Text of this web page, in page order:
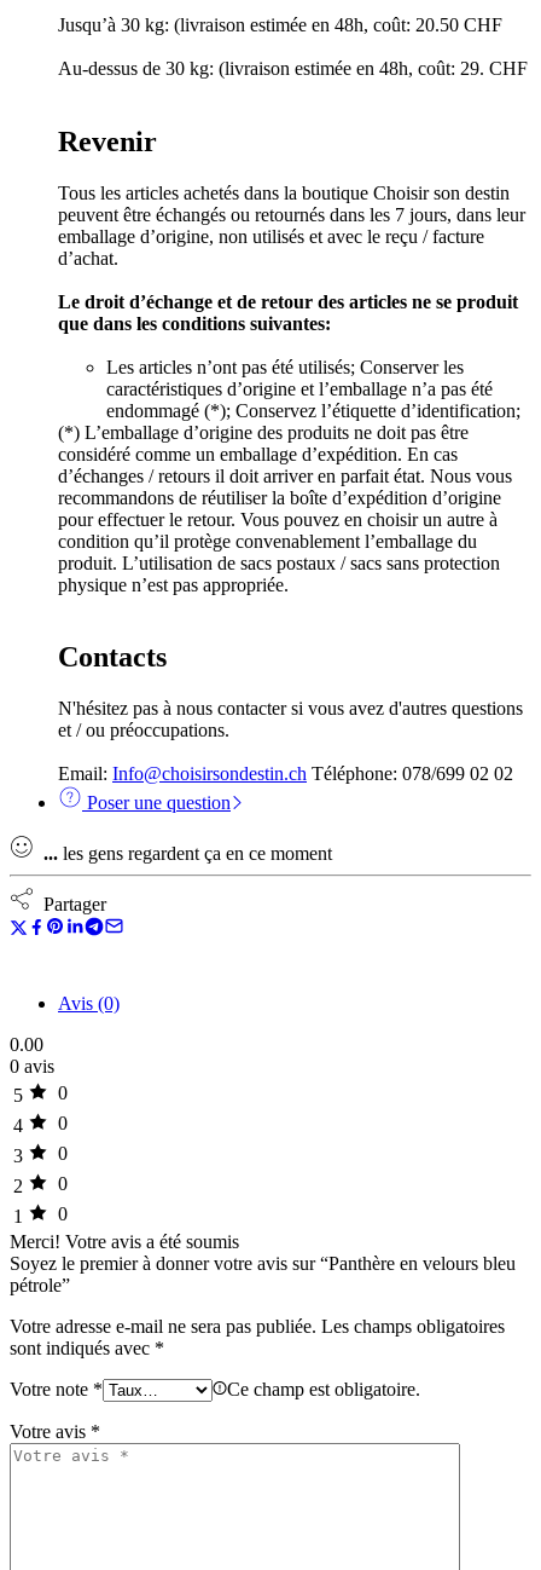
Jusqu’à 30 kg: (livraison estimée en 48h, coût: 20.50 CHF
Au-dessus de 30 kg: (livraison estimée en 48h, coût: 29. CHF
Revenir
Tous les articles achetés dans la boutique Choisir son destin
peuvent être échangés ou retournés dans les 7 jours, dans leur
emballage d’origine, non utilisés et avec le reçu / facture
d’achat.
Le droit d’échange et de retour des articles ne se produit
que dans les conditions suivantes:
Les articles n’ont pas été utilisés; Conserver les
caractéristiques d’origine et l’emballage n’a pas été
endommagé (*); Conservez l’étiquette d’identification;
(*) L’emballage d’origine des produits ne doit pas être
considéré comme un emballage d’expédition. En cas
d’échanges / retours il doit arriver en parfait état. Nous vous
recommandons de réutiliser la boîte d’expédition d’origine
pour effectuer le retour. Vous pouvez en choisir un autre à
condition qu’il protège convenablement l’emballage du
produit. L’utilisation de sacs postaux / sacs sans protection
physique n’est pas appropriée.
Contacts
N'hésitez pas à nous contacter si vous avez d'autres questions
et / ou préoccupations.
Email: Info@choisirsondestin.ch Téléphone: 078/699 02 02
Poser une question
... les gens regardent ça en ce moment
Partager
Avis (0)
0.00
0 avis
5
0
4
0
3
0
2
0
1
0
Merci! Votre avis a été soumis
Soyez le premier à donner votre avis sur “Panthère en velours bleu
pétrole”
Votre adresse e-mail ne sera pas publiée. Les champs obligatoires
sont indiqués avec *
Votre note * Ce champ est obligatoire.
Votre avis *